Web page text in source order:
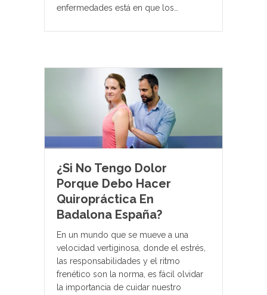
enfermedades está en que los…
¿Si No Tengo Dolor
Porque Debo Hacer
Quiropráctica En
Badalona España?
En un mundo que se mueve a una
velocidad vertiginosa, donde el estrés,
las responsabilidades y el ritmo
frenético son la norma, es fácil olvidar
la importancia de cuidar nuestro